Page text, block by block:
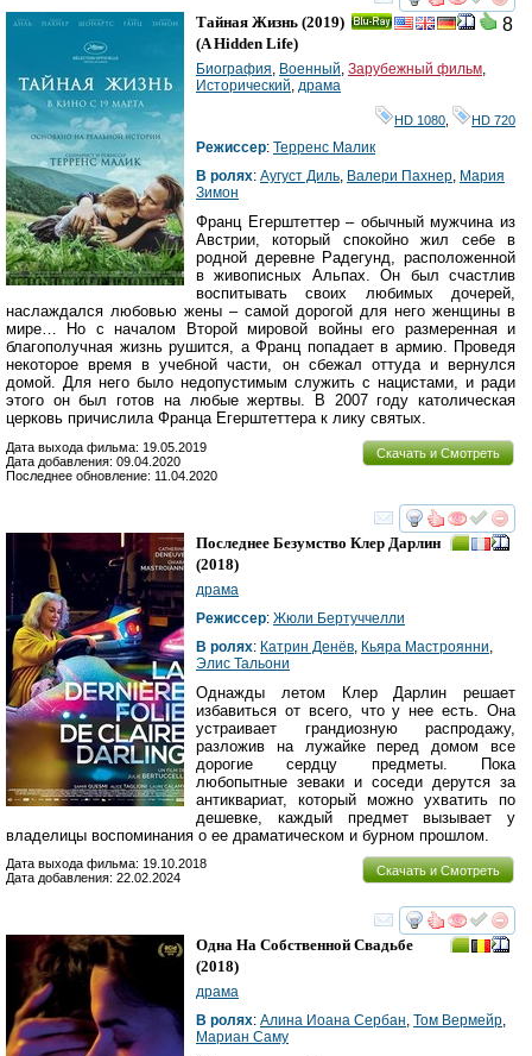
смотреть
8
Тайная Жизнь (2019)
(A Hidden Life)
Биография Военный Зарубежный фильм
Исторический драма
HD 1080 HD 720
Режиссер: Терренс Малик
В ролях: Аугуст Диль Валери Пахнер Мария
Зимон
Франц Егерштеттер – обычный мужчина из
Австрии, который спокойно жил себе в
родной деревне Радегунд, расположенной
в живописных Альпах. Он был счастлив
воспитывать своих любимых дочерей,
наслаждался любовью жены – самой дорогой для него женщины в
мире… Но с началом Второй мировой войны его размеренная и
благополучная жизнь рушится, а Франц попадает в армию. Проведя
некоторое время в учебной части, он сбежал оттуда и вернулся
домой. Для него было недопустимым служить с нацистами, и ради
этого он был готов на любые жертвы. В 2007 году католическая
церковь причислила Франца Егерштеттера к лику святых.
Скачать и Смотреть
Дата выхода фильма: 19.05.2019
Дата добавления: 09.04.2020
Последнее обновление: 11.04.2020
смотреть
Последнее Безумство Клер Дарлин
(2018)
драма
Режиссер: Жюли Бертуччелли
В ролях: Катрин Денёв Кьяра Мастроянни
Элис Тальони
Однажды летом Клер Дарлин решает
избавиться от всего, что у нее есть. Она
устраивает грандиозную распродажу,
разложив на лужайке перед домом все
дорогие сердцу предметы. Пока
любопытные зеваки и соседи дерутся за
антиквариат, который можно ухватить по
дешевке, каждый предмет вызывает у
владелицы воспоминания о ее драматическом и бурном прошлом.
Скачать и Смотреть
Дата выхода фильма: 19.10.2018
Дата добавления: 22.02.2024
смотреть
Одна На Собственной Свадьбе
(2018)
драма
В ролях: Алина Иоана Сербан, Том Вермейр,
Мариан Саму